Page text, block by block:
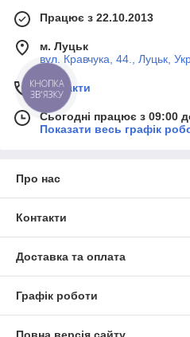
Працює з 22.10.2013
м. Луцьк
вул. Кравчука, 44., Луцьк,
Контакти
Сьогодні працює з 09:00
Показати весь графік
Про нас
Контакти
Доставка та оплата
Графік роботи
КНОПКА
ЗВ'ЯЗКУ